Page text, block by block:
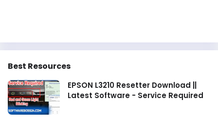
Best Resources
EPSON L3210 Resetter Download ||
Latest Software - Service Required